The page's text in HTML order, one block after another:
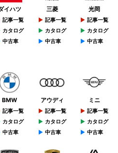
イハツ
記事一覧
カタログ
中古車
三菱
記事一覧
カタログ
中古車
光岡
記事一覧
カタログ
中古車
BMW
記事一覧
カタログ
中古車
アウディ
記事一覧
カタログ
中古車
ミニ
記事一覧
カタログ
中古車